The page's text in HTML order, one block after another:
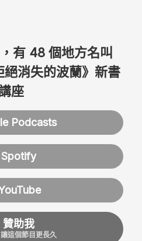
有 48 個地方名叫
絕消失的波蘭》新書
座
Podcasts
Spotify
贊助我
這個節目更長久